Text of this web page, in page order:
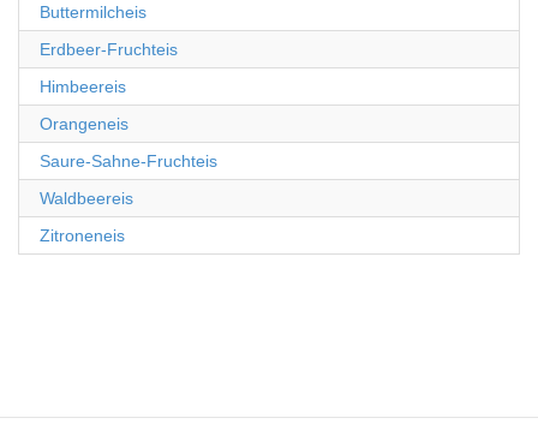
Buttermilcheis
Erdbeer-Fruchteis
Himbeereis
Orangeneis
Saure-Sahne-Fruchteis
Waldbeereis
Zitroneneis